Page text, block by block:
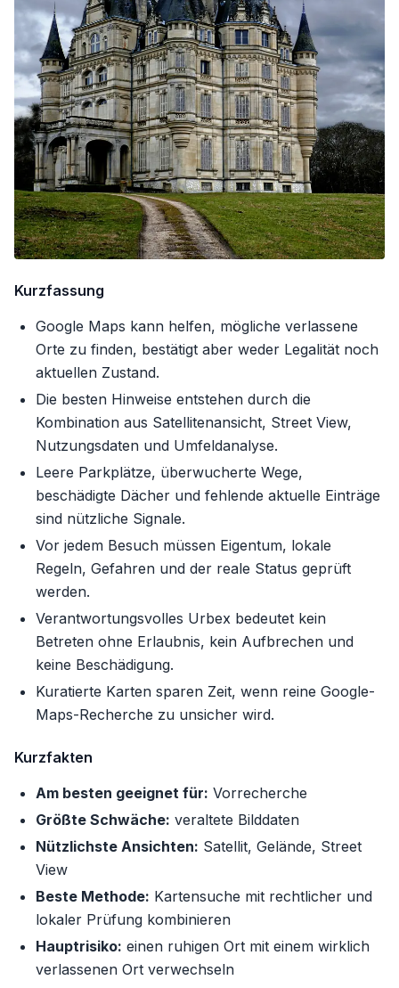
Kurzfassung
Google Maps kann helfen, mögliche verlassene
Orte zu finden, bestätigt aber weder Legalität noch
aktuellen Zustand.
Die besten Hinweise entstehen durch die
Kombination aus Satellitenansicht, Street View,
Nutzungsdaten und Umfeldanalyse.
Leere Parkplätze, überwucherte Wege,
beschädigte Dächer und fehlende aktuelle Einträge
sind nützliche Signale.
Vor jedem Besuch müssen Eigentum, lokale
Regeln, Gefahren und der reale Status geprüft
werden.
Verantwortungsvolles Urbex bedeutet kein
Betreten ohne Erlaubnis, kein Aufbrechen und
keine Beschädigung.
Kuratierte Karten sparen Zeit, wenn reine Google-
Maps-Recherche zu unsicher wird.
Kurzfakten
Am besten geeignet für: Vorrecherche
Größte Schwäche: veraltete Bilddaten
Nützlichste Ansichten: Satellit, Gelände, Street
View
Beste Methode: Kartensuche mit rechtlicher und
lokaler Prüfung kombinieren
Hauptrisiko: einen ruhigen Ort mit einem wirklich
verlassenen Ort verwechseln